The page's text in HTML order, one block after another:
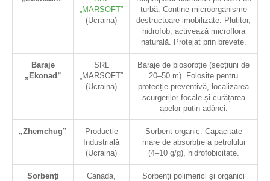
„MARSOFT”
(Ucraina)
turbă. Conține microorganisme
destructoare imobilizate. Plutitor,
hidrofob, activează microflora
naturală. Protejat prin brevete.
Baraje
„Ekonad”
SRL
„MARSOFT”
(Ucraina)
Baraje de biosorbție (secțiuni de
20–50 m). Folosite pentru
protecție preventivă, localizarea
scurgerilor focale și curățarea
apelor puțin adânci.
„Zhemchug”
Producție
Industrială
(Ucraina)
Sorbent organic. Capacitate
mare de absorbție a petrolului
(4–10 g/g), hidrofobicitate.
Sorbenți
Canada,
Sorbenți polimerici și organici